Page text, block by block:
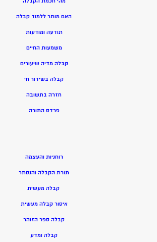
האם מותר ללמוד קבלה
תודעה ומודעות
משמעות החיים
קבלה מדיה שיעורים
קבלה בשידור חי
חזרה בתשובה
פרדס התורה
רוחניות והעצמה
תורת הקבלה והנסתר
קבלה מעשית
איסור קבלה מעשית
קבלה ספר הזוהר
קבלה ומדע